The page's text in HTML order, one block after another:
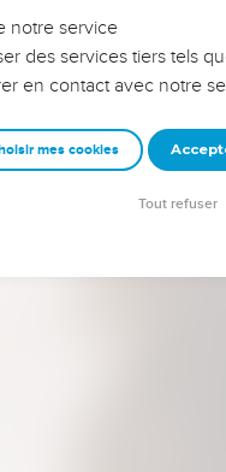
reviennent sur les erreurs
de sagesse afin que
équipe, un groupe ou
notre service
des services tiers tels
en contact avec notre
mes cookies
Tout refuser